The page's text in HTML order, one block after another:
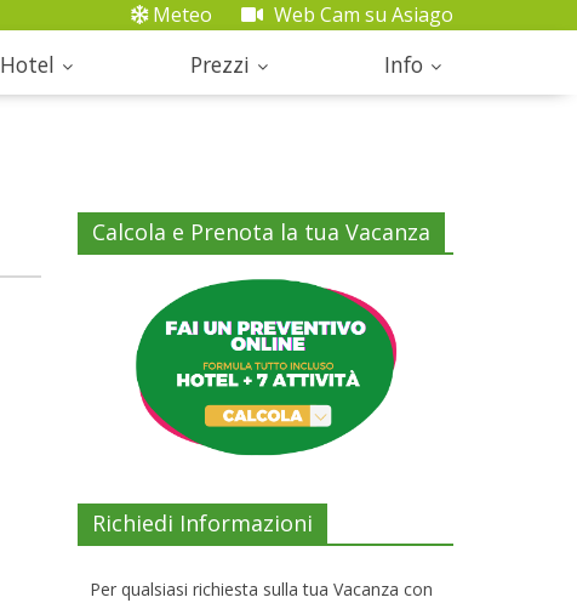
Meteo Web Cam su Asiago
Hotel Prezzi Info
Calcola e Prenota la tua Vacanza
Richiedi Informazioni
Per qualsiasi richiesta sulla tua Vacanza con